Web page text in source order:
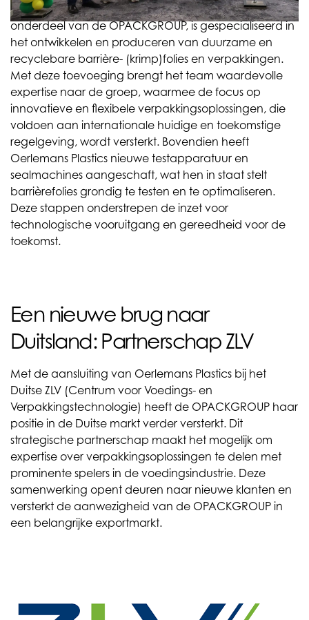
aan Oerlemans Plastics in Nederland. Dit bedrijf, een
onderdeel van de OPACKGROUP, is gespecialiseerd in
het ontwikkelen en produceren van duurzame en
recyclebare barrière- (krimp)folies en verpakkingen.
Met deze toevoeging brengt het team waardevolle
expertise naar de groep, waarmee de focus op
innovatieve en flexibele verpakkingsoplossingen, die
voldoen aan internationale huidige en toekomstige
regelgeving, wordt versterkt. Bovendien heeft
Oerlemans Plastics nieuwe testapparatuur en
sealmachines aangeschaft, wat hen in staat stelt
barrièrefolies grondig te testen en te optimaliseren.
Deze stappen onderstrepen de inzet voor
technologische vooruitgang en gereedheid voor de
toekomst.
Een nieuwe brug naar
Duitsland: Partnerschap ZLV
Met de aansluiting van Oerlemans Plastics bij het
Duitse ZLV (Centrum voor Voedings- en
Verpakkingstechnologie) heeft de OPACKGROUP haar
positie in de Duitse markt verder versterkt. Dit
strategische partnerschap maakt het mogelijk om
expertise over verpakkingsoplossingen te delen met
prominente spelers in de voedingsindustrie. Deze
samenwerking opent deuren naar nieuwe klanten en
versterkt de aanwezigheid van de OPACKGROUP in
een belangrijke exportmarkt.